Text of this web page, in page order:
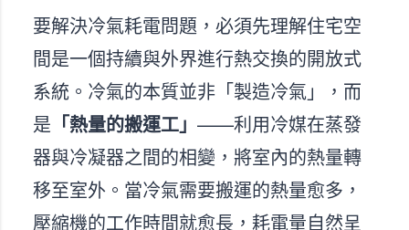
要解決冷氣耗電問題，必須先理解住宅空
間是一個持續與外界進行熱交換的開放式
系統。冷氣的本質並非「製造冷氣」，而
是 「熱量的搬運工」 ——利用冷媒在蒸發
器與冷凝器之間的相變，將室內的熱量轉
移至室外。當冷氣需要搬運的熱量愈多，
壓縮機的工作時間就愈長，耗電量自然呈